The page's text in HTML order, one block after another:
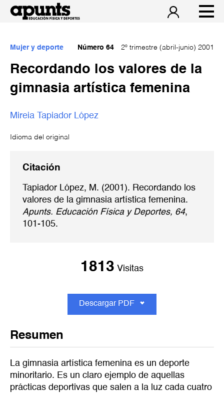
Mujer y deporte Número 64 2º trimestre (abril-junio) 2001
Recordando los valores de la
gimnasia artística femenina
Mireia Tapiador López
Idioma del original
Citación
Tapiador López, M. (2001). Recordando los
valores de la gimnasia artística femenina.
Apunts. Educación Física y Deportes, 64,
101-105.
1813 Visitas
Descargar PDF
Resumen
La gimnasia artística femenina es un deporte
minoritario. Es un claro ejemplo de aquellas
prácticas deportivas que salen a la luz cada cuatro